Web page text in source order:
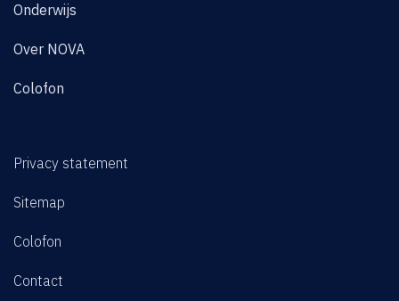
Onderwijs
Over NOVA
Colofon
Privacy statement
Sitemap
Colofon
Contact